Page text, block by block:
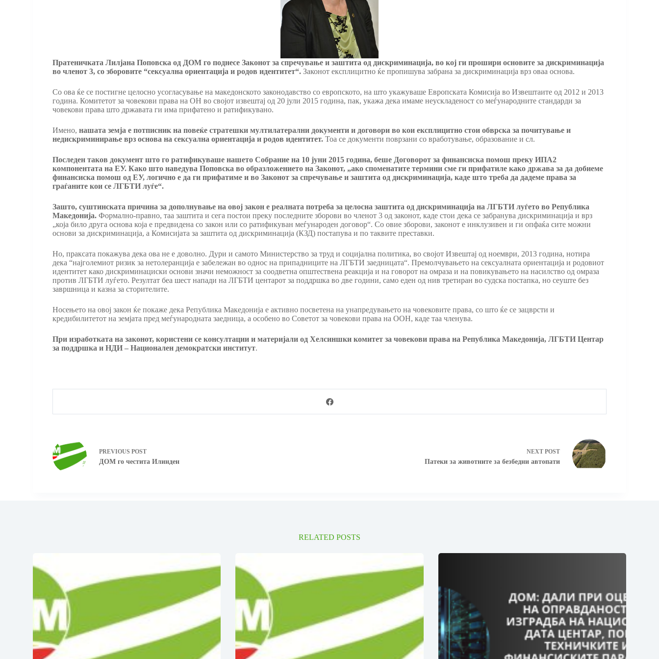
Пратеничката Лилјана Поповска од ДОМ го поднесе Законот за спречување и заштита од дискриминација, во кој ги прошири основите за дискриминација
во членот 3, со зборовите “сексуална ориентација и родов идентитет“. Законот експлицитно ќе пропишува забрана за дискриминација врз оваа основа.
Со ова ќе се постигне целосно усогласување на македонското законодавство со европското, на што укажуваше Европската Комисија во Извештаите од 2012 и 2013
година. Комитетот за човекови права на ОН во својот извештај од 20 јули 2015 година, пак, укажа дека имаме неускладеност со меѓународните стандарди за
човекови права што државата ги има прифатено и ратификувано.
Имено,нашата земја е потписник на повеќе стратешки мултилатерални документи и договори во кои експлицитно стои обврска за почитување и
недискриминирање врз основа на сексуална ориентација и родов идентитет.Тоа се документи поврзани со вработување, образование и сл.
Последен таков документ што го ратификуваше нашето Собрание на 10 јуни 2015 година, беше Договорот за финансиска помош преку ИПА2
компонентата на ЕУ. Како што наведува Поповска во образложението на Законот, „ако споменатите термини сме ги прифатиле како држава за да добиеме
финансиска помош од ЕУ, логично е да ги прифатиме и во Законот за спречување и заштита од дискриминација, каде што треба да дадеме права за
граѓаните кои се ЛГБТИ луѓе“.
Зашто, суштинската причина за дополнување на овој закон е реалната потреба за целосна заштита од дискриминација на ЛГБТИ луѓето во Република
Македонија. Формално-правно, таа заштита и сега постои преку последните зборови во членот 3 од законот, каде стои дека се забранува дискриминација и врз
„која било друга основа која е предвидена со закон или со ратификуван меѓународен договор“. Со овие зборови, законот е инклузивен и ги опфаќа сите можни
основи за дискриминација, а Комисијата за заштита од дискриминација (КЗД) постапува и по таквите преставки.
Но, праксата покажува дека ова не е доволно. Дури и самото Министерство за труд и социјална политика, во својот Извештај од ноември, 2013 година, нотира
дека “најголемиот ризик за нетолеранција е забележан во однос на припадниците на ЛГБТИ заедницата“. Премолчувањето на сексуалната ориентација и родовиот
идентитет како дискриминациски основи значи неможност за соодветна општествена реакција и на говорот на омраза и на повикувањето на насилство од омраза
против ЛГБТИ луѓето. Резултат беа шест напади на ЛГБТИ центарот за поддршка во две години, само еден од нив третиран во судска постапка, но сеуште без
завршница и казна за сторителите.
Носењето на овој закон ќе покаже дека Република Македонија е активно посветена на унапредувањето на човековите права, со што ќе се зацврсти и
кредибилитетот на земјата пред меѓународната заедница, а особено во Советот за човекови права на ООН, каде таа членува.
При изработката на законот, користени се консултации и материјали од Хелсиншки комитет за човекови права на Република Македонија, ЛГБТИ Центар
за поддршка и НДИ – Национален демократски институт.
PREVIOUSPOST
ДОМ го честита Илинден
NEXT POST
Патеки за животните за безбедни автопати
RELATED POSTS